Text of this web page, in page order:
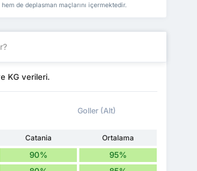
de deplasman maçlarını içermektedir.
KG verileri.
Goller (Alt)
Catania
Ortalama
90% 95%